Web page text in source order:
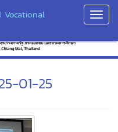
Vocational
01-25